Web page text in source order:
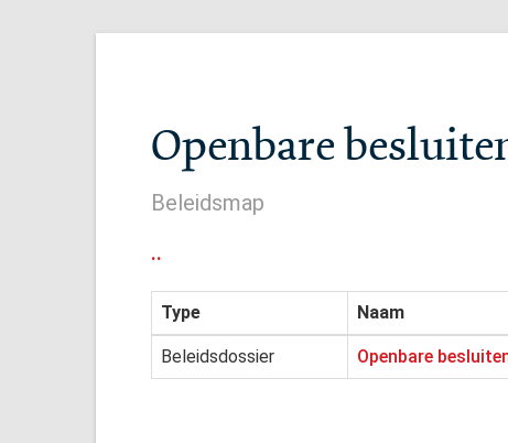
Openbare
Beleidsmap
..
Type Naam
Beleidsdossier Openbare